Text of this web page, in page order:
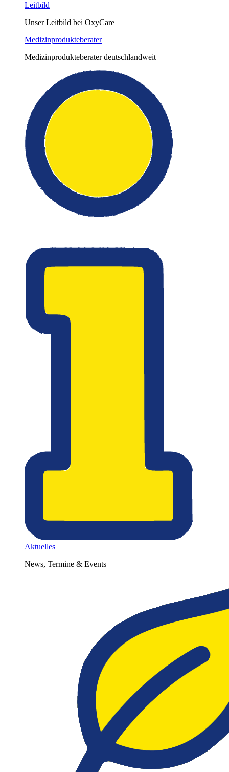
Leitbild
Unser Leitbild bei OxyCare
Medizinprodukteberater
Medizinprodukteberater deutschlandweit
Aktuelles
News, Termine & Events